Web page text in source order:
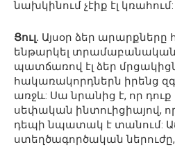
նախկինում չէիք էլ կռահում:
Ցուլ. Այսօր ձեր արարքները
ենթարկել
պատճառով էլ ձեր
հակառակորդներն իրենց
առջև: Սա նրանից է, որ
սեփական ինտուիցիայով,
դեպի նպատակ է տանում:
ստեղծագործական